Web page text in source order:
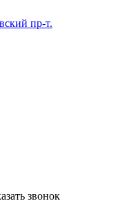
пр-т.
звонок